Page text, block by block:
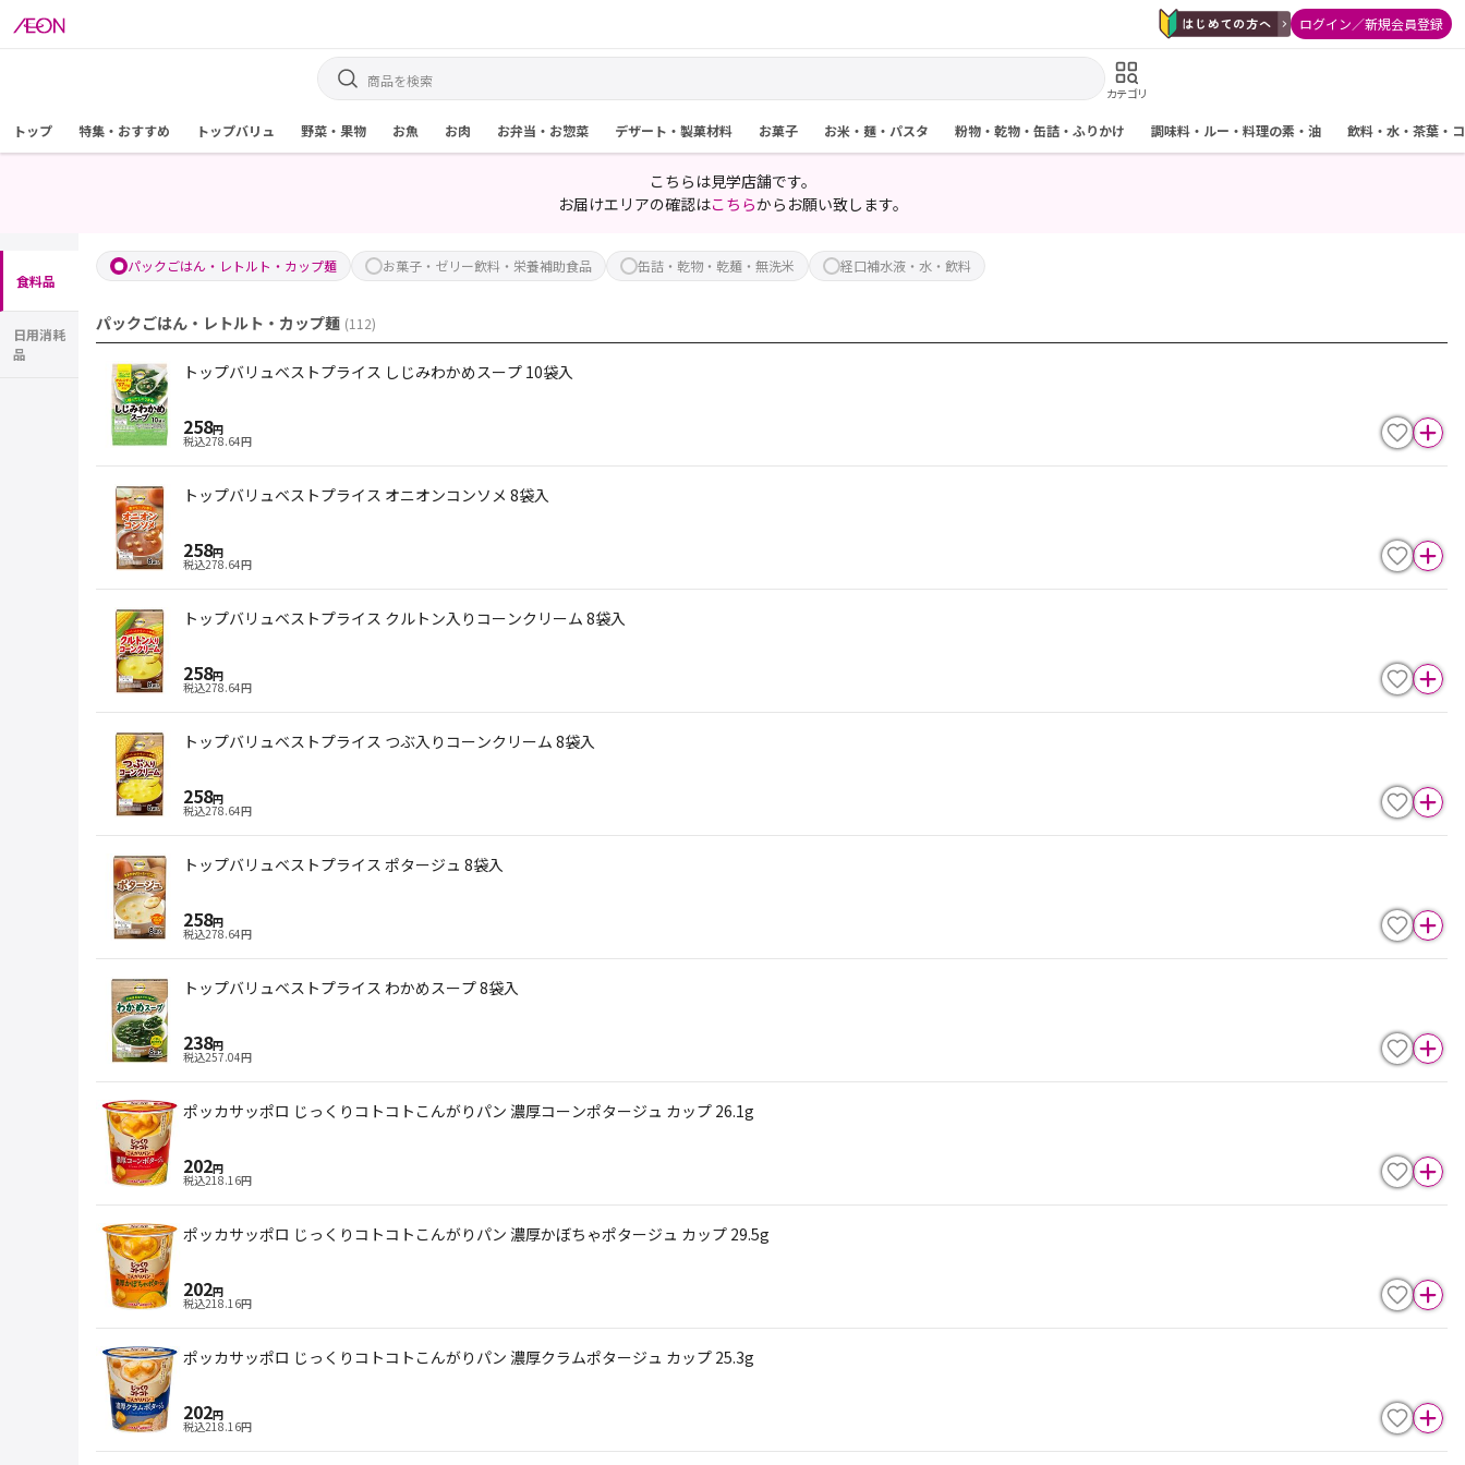
ログイン／新規会員登録
カテゴリ
トップ 特集・おすすめ トップバリュ 野菜・果物 お魚 お肉 お弁当・お惣菜 デザート・製菓材料 お菓子 お米・麺・パスタ 粉物・乾物・缶詰・ふりかけ 調味料・ルー・料理の素・油 飲料・水・茶葉・
こちらは見学店舗です。
お届けエリアの確認はこちらからお願い致します。
食料品
日用消耗
品
パックごはん・レトルト・カップ麺 お菓子・ゼリー飲料・栄養補助食品 缶詰・乾物・乾麺・無洗米 経口補水液・水・飲料
パックごはん・レトルト・カップ麺 (112)
トップバリュベストプライス しじみわかめスープ 10袋入
258円
税込278.64円
トップバリュベストプライス オニオンコンソメ 8袋入
258円
税込278.64円
トップバリュベストプライス クルトン入りコーンクリーム 8袋入
258円
税込278.64円
トップバリュベストプライス つぶ入りコーンクリーム 8袋入
258円
税込278.64円
トップバリュベストプライス ポタージュ 8袋入
258円
税込278.64円
トップバリュベストプライス わかめスープ 8袋入
238円
税込257.04円
ポッカサッポロ じっくりコトコトこんがりパン 濃厚コーンポタージュ カップ 26.1g
202円
税込218.16円
ポッカサッポロ じっくりコトコトこんがりパン 濃厚かぼちゃポタージュ カップ 29.5g
202円
税込218.16円
ポッカサッポロ じっくりコトコトこんがりパン 濃厚クラムポタージュ カップ 25.3g
202円
税込218.16円